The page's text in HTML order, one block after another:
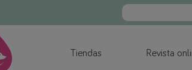
Tiendas Revista